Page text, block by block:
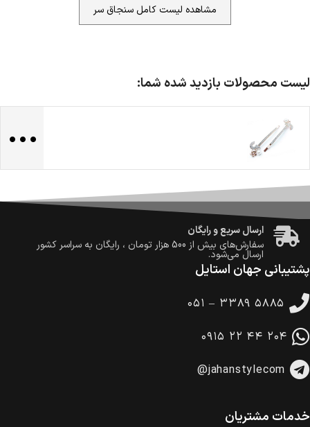
مشاهده لیست کامل سنجاق سر
لیست محصولات بازدید شده شما:
...
ضمانت اصالت کالا
گارانتی معتبر برای تمامی محصولات ارائه می‌شود.
ارسال سریع و رایگان
سفارش‌های بیش از 500 هزار تومان ، رایگان به سراسر کشور
ارسال می‌شود.
ضمانت بازگشت کالا
در هنگام خرید محصول، امکان انتخاب پرداخت در محل
وجود دارد.
خرید اقساطی با شرایط آسان و بدون ضامن امکان‌پذیر
است.
گارانتی معتبر برای تمامی محصولات ارائه می‌شود.
پشتیبانی جهان استایل
۰۵۱ – ۳۳۸۹ ۵۸۸۵
۰۹۱۵ ۲۲ ۴۴ ۲۰۴
@jahanstylecom
خدمات مشتریان